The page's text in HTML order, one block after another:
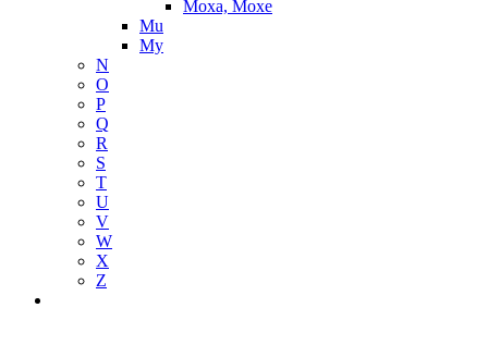
Moxa, Moxe
Mu
My
N
O
P
Q
R
S
T
U
V
W
X
Z